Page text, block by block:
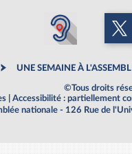
UNE SEMAINE À
©Tous droits
Accessibilité : partiellement
nationale - 126 Rue de